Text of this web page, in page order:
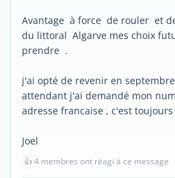
Avantage à force de rouler et
du littoral Algarve mes choix
prendre .
j'ai opté de revenir en
attendant j'ai demandé mon
adresse francaise , c'est
Joel
👍4 membres ont réagi à ce message